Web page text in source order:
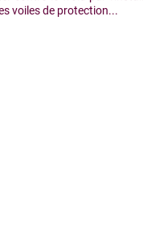
voiles de protection...